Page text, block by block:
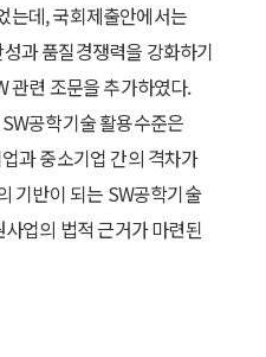
는데, 국회제출안에서는
과 품질경쟁력을 강화하기
관련 조문을 추가하였다.
공학기술 활용수준은
과 중소기업 간의 격차가
기반이 되는 SW공학기술
업의 법적 근거가 마련된